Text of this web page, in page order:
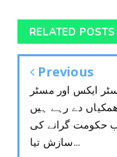
RELATED POSTS
Previous
ایکس اور مسٹر
دے رہے ہیں
حکومت گرانے کی
سازش تیا...